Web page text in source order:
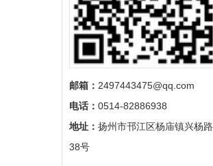
邮箱： 2497443475@qq.com
电话： 0514-82886938
地址： 扬州市邗江区杨庙镇兴杨路
38号